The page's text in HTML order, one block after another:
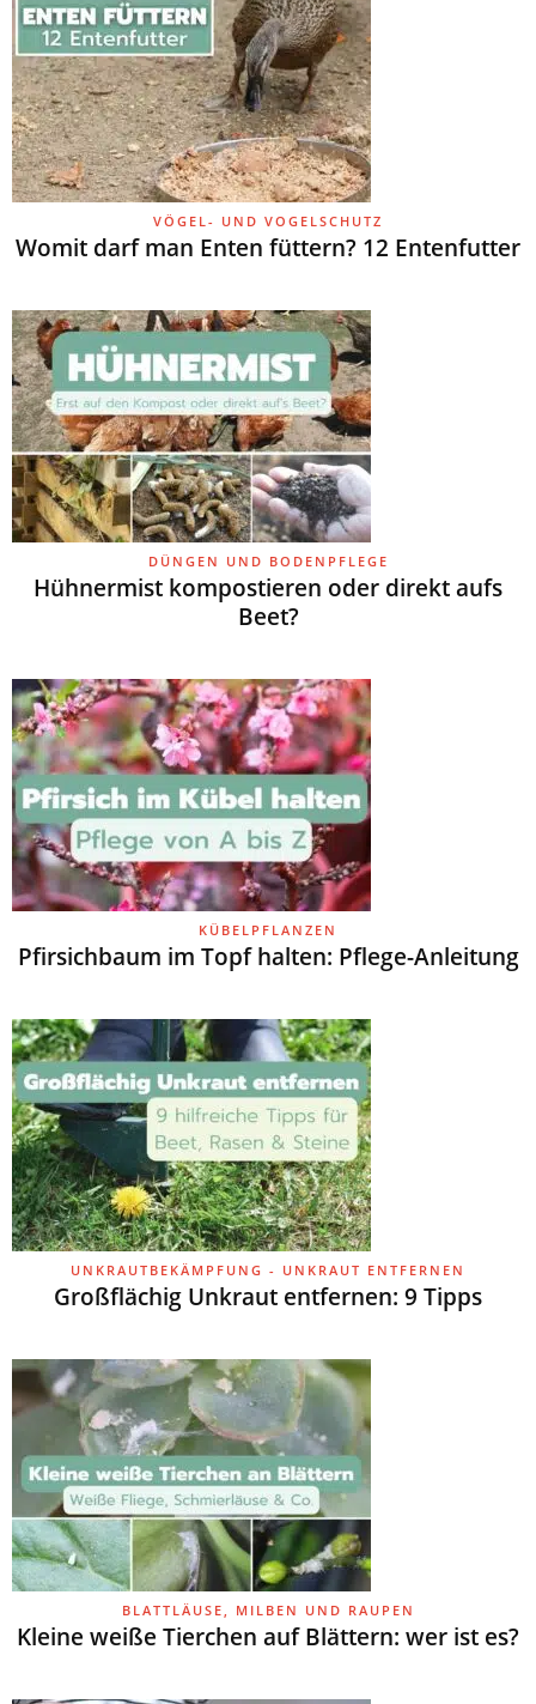
VÖGEL- UND VOGELSCHUTZ
Womit darf man Enten füttern? 12 Entenfutter
DÜNGEN UND BODENPFLEGE
Hühnermist kompostieren oder direkt aufs
Beet?
KÜBELPFLANZEN
Pfirsichbaum im Topf halten: Pflege-Anleitung
UNKRAUTBEKÄMPFUNG - UNKRAUT ENTFERNEN
Großflächig Unkraut entfernen: 9 Tipps
BLATTLÄUSE, MILBEN UND RAUPEN
Kleine weiße Tierchen auf Blättern: wer ist es?